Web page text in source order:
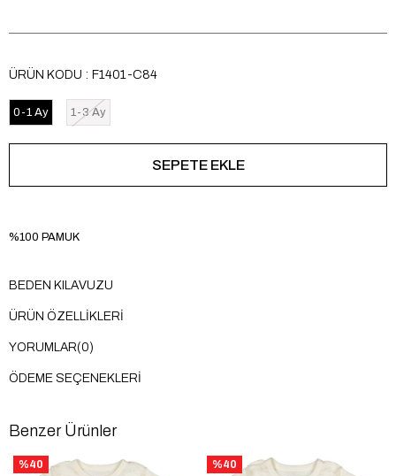
ÜRÜN KODU F1401-C84
0-1 Ay 1-3 Ay
%100 PAMUK
BEDEN KILAVUZU
ÜRÜN ÖZELLIKLERI
YORUMLAR(0)
ÖDEME SEÇENEKLERI
Benzer Ürünler
%40 %40